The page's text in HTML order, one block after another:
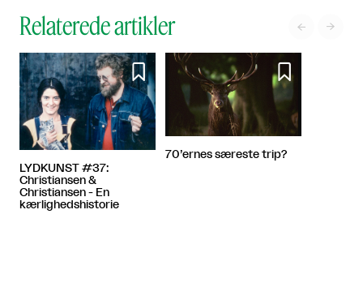
Relaterede artikler  

LYDKUNST #37:
Christiansen &
Christiansen - En
kærlighedshistorie

70’ernes særeste trip?